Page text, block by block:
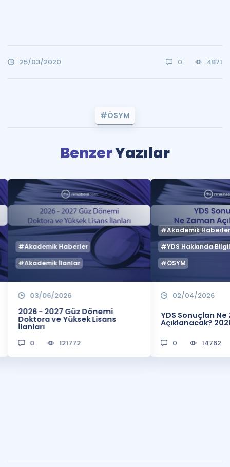
25/03/2020 0 4871
#ÖSYM
BenzerYazılar
#Akademik Haberler
#Akademik İlanlar
03/06/2026
2026 - 2027 Güz Dönemi
Doktora ve Yüksek Lisans
İlanları
0 121772
#Akademik
#YDS Hakkında
#ÖSYM
02/04/2026
YDS Sonuçları
Açıklanacak?
0 14762